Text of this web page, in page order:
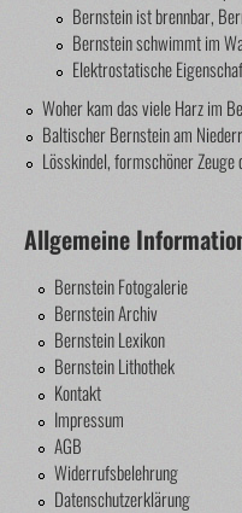
Bernstein ist brennbar,
Bernstein schwimmt im
Elektrostatische
Woher kam das viele Harz im
Baltischer Bernstein am
Lösskindel, formschöner
Allgemeine
Bernstein Fotogalerie
Bernstein Archiv
Bernstein Lexikon
Bernstein Lithothek
Kontakt
Impressum
AGB
Widerrufsbelehrung
Datenschutzerklärung